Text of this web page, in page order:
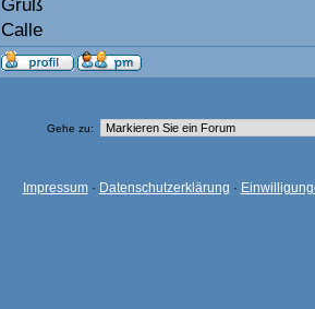
Gruß
Calle
Gehe zu:
Impressum· Datenschutzerklärung ·